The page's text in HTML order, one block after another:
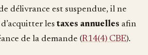
délivrance est suspendue, il ne
lestaxes annuelles afin
de la demande (R14(4) CBE).